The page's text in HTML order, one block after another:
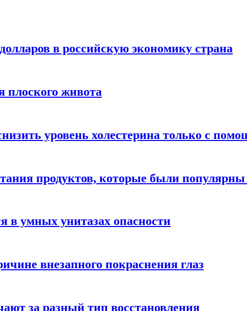
в российскую экономику страна
живота
уровень холестерина только с
продуктов, которые были
в умных унитазах опасности
внезапного покраснения глаз
за разный тип восстановления